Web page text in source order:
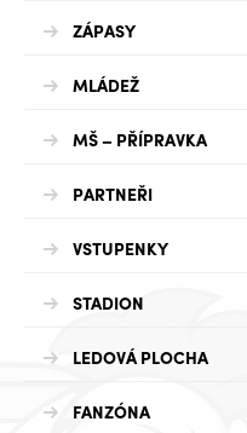
ZÁPASY
MLÁDEŽ
MŠ – PŘÍPRAVKA
PARTNEŘI
VSTUPENKY
STADION
LEDOVÁ PLOCHA
FANZÓNA